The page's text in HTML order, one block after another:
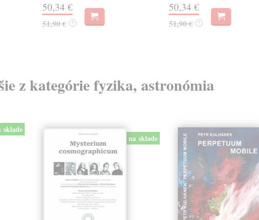
50,34 €
51,90 € ?
50,34 €
51,90 € ?
z kategórie fyzika, astronómia
sklade
na sklade